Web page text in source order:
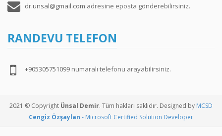
dr.unsal@gmail.com adresine eposta gönderebilirsiniz.
RANDEVU TELEFON
+905305751099 numaralı telefonu arayabilirsiniz.
2021 © Copyright Ünsal Demir. Tüm hakları saklıdır. Designed by MCSD
Cengiz Özşaylan - Microsoft Certified Solution Developer